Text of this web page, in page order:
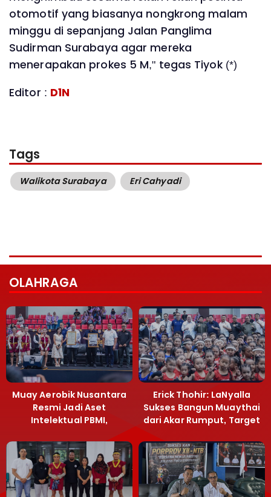
otomotif yang biasanya nongkrong malam
minggu di sepanjang Jalan Panglima
Sudirman Surabaya agar mereka
menerapakan prokes 5 M," tegas Tiyok (*)
Editor : D1N
Tags
Walikota Surabaya Eri Cahyadi
OLAHRAGA
Muay Aerobik Nusantara
Resmi Jadi Aset
Intelektual PBMI,
Terobosan Bangun
Grassroots
Erick Thohir: LaNyalla
Sukses Bangun Muaythai
dari Akar Rumput, Target